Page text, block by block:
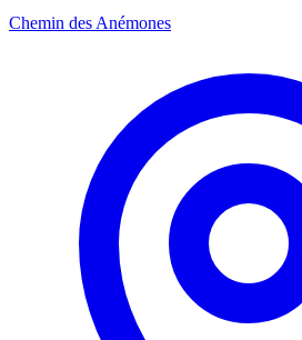
Chemin des Anémones